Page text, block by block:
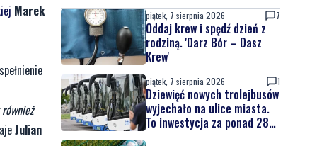
Marek
Julian
piątek, 7 sierpnia 2026 7
Oddaj krew i spędź dzień z
rodziną. 'Darz Bór – Dasz
Krew'
piątek, 7 sierpnia 2026 1
Dziewięć nowych trolejbusów
wyjechało na ulice miasta.
To inwestycja za ponad 28
mln zł